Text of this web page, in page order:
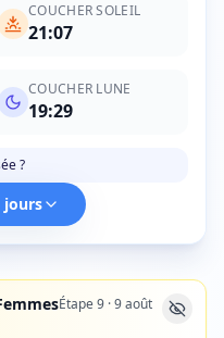
COUCHER SOLEIL
21:07
COUCHER LUNE
19:29
?
jours
Étape9 ·9 août